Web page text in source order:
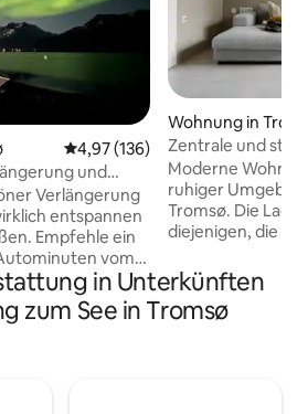
Durchschnittliche Bewertung:
4,97 (136)
und
Verlängerung
entspannen
ein
vom
und 20
Geschäft
Wohnung in
Zentrale und
Moderne
ruhiger
Tromsø. Die
diejenigen, die zu
gehen möchten,
bieten kann. Die Wohnung verfügt über
eine Heizung auf
in Unterkünften
zum See in Tromsø